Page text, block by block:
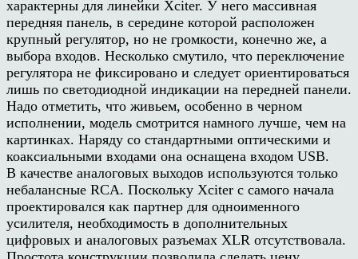
характерны для линейки Xciter. У него массивная
передняя панель, в середине которой расположен
крупный регулятор, но не громкости, конечно же, а
выбора входов. Несколько смутило, что переключение
регулятора не фиксировано и следует ориентироваться
лишь по светодиодной индикации на передней панели.
Надо отметить, что живьем, особенно в черном
исполнении, модель смотрится намного лучше, чем на
картинках. Наряду со стандартными оптическими и
коаксиальными входами она оснащена входом USB.
В качестве аналоговых выходов используются только
небалансные RCA. Поскольку Xciter с самого начала
проектировался как партнер для одноименного
усилителя, необходимость в дополнительных
цифровых и аналоговых разъемах XLR отсутствовала.